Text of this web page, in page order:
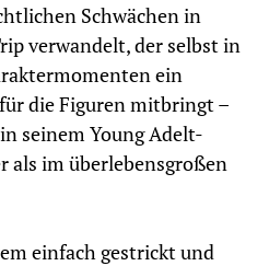
Schwächen in
verwandelt, der selbst in
ein
die Figuren mitbringt –
seinem Young Adelt-
als im überlebensgroßen
einfach gestrickt und